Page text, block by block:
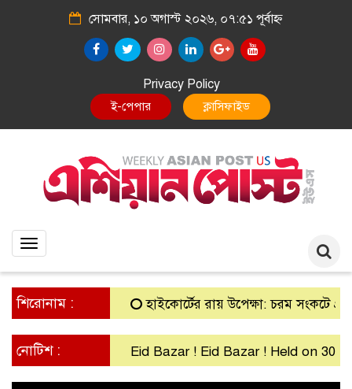
সোমবার, ১০ অগাস্ট ২০২৬, ০৭:৫১ পূর্বাহ্ন
Privacy Policy
E-Paper Classified
Toggle
শিরোনাম : হাইকোর্টের রায় উপেক্ষা: চরম সংকটে গ্রামীণ
নোটিশ : Eid Bazar ! Eid Bazar ! Held on 30th